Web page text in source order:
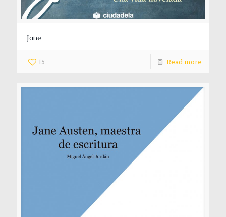
Jane
15 Read more